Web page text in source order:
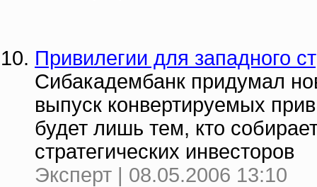
Привилегии для западного
Сибакадембанк придумал
выпуск конвертируемых
будет лишь тем, кто
стратегических инвесторов
Эксперт | 08.05.2006 13:10